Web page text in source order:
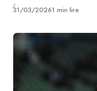
Publié
31/03/20261 min lire